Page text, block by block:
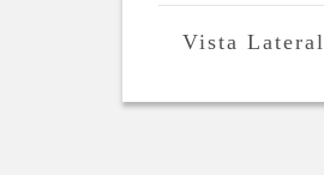
Vista Lateral